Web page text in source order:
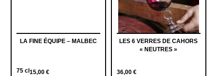
LA FINE ÉQUIPE – MALBEC
75 cl15,00€
LES 6 VERRES DE CAHORS
« NEUTRES »
36,00 €